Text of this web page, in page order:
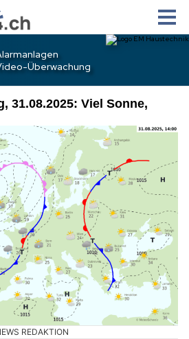
31.08.2025: Viel Sonne,
REDAKTION